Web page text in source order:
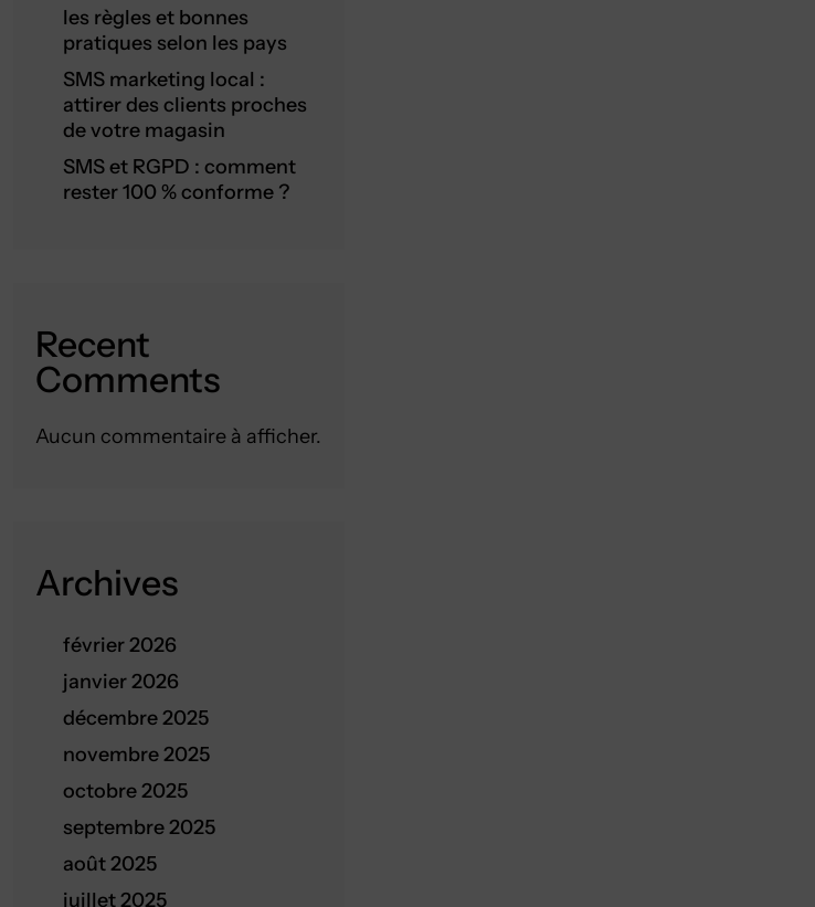
les règles et bonnes
pratiques selon les pays
SMS marketing local :
attirer des clients proches
de votre magasin
SMS et RGPD : comment
rester 100 % conforme ?
Recent
Comments
Aucun commentaire à afficher.
Archives
février 2026
janvier 2026
décembre 2025
novembre 2025
octobre 2025
septembre 2025
août 2025
juillet 2025